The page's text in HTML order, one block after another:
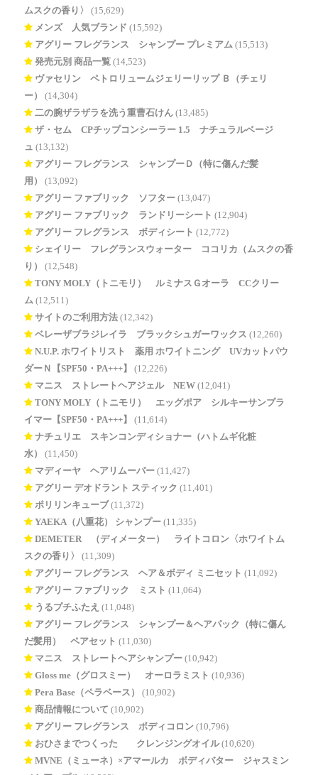
ムスクの香り〉
(15,629)
メンズ 人気ブランド (15,592)
アグリー フレグランス シャンプー プレミアム (15,513)
発売元別 商品一覧 (14,523)
ヴァセリン ペトロリュームジェリーリップ Ｂ（チェリ
ー）
(14,304)
二の腕ザラザラを洗う重曹石けん (13,485)
ザ・セム CPチップコンシーラー 1.5 ナチュラルベージ
ュ (13,132)
アグリー フレグランス シャンプーＤ（特に傷んだ髪
用）
(13,092)
アグリー ファブリック ソフター (13,047)
アグリー ファブリック ランドリーシート (12,904)
アグリー フレグランス ボディシート (12,772)
シェイリー フレグランスウォーター ココリカ（ムスクの香
り）
(12,548)
TONY MOLY（トニモリ） ルミナスＧオーラ CCクリー
ム (12,511)
サイトのご利用方法 (12,342)
ベレーザブラジレイラ ブラックシュガーワックス (12,260)
N.U.P. ホワイトリスト 薬用 ホワイトニング UVカットパウ
ダーＮ【SPF50・PA+++】
(12,226)
マニス ストレートヘアジェル NEW (12,041)
TONY MOLY（トニモリ） エッグポア シルキーサンプラ
イマー【SPF50・PA+++】
(11,614)
ナチュリエ スキンコンディショナー（ハトムギ化粧
水）
(11,450)
マディーヤ ヘアリムーバー (11,427)
アグリー デオドラント スティック (11,401)
ポリリンキューブ (11,372)
YAEKA（八重花） シャンプー (11,335)
DEMETER®（ディメーター） ライトコロン〈ホワイトム
スクの香り〉
(11,309)
アグリー フレグランス ヘア＆ボディ ミニセット (11,092)
アグリー ファブリック ミスト (11,064)
うるプチふたえ (11,048)
アグリー フレグランス シャンプー＆ヘアパック（特に傷ん
だ髪用） ペアセット (11,030)
マニス ストレートヘアシャンプー (10,942)
Gloss me（グロスミー） オーロラミスト (10,936)
Pera Base（ペラベース）
(10,902)
商品情報について (10,902)
アグリー フレグランス ボディコロン (10,796)
おひさまでつくった® クレンジングオイル (10,620)
MVNE（ミューネ）×アマールカ ボディバター ジャスミン